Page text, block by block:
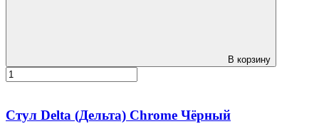
В корзину
Стул Delta (Дельта) Chrome Чёрный